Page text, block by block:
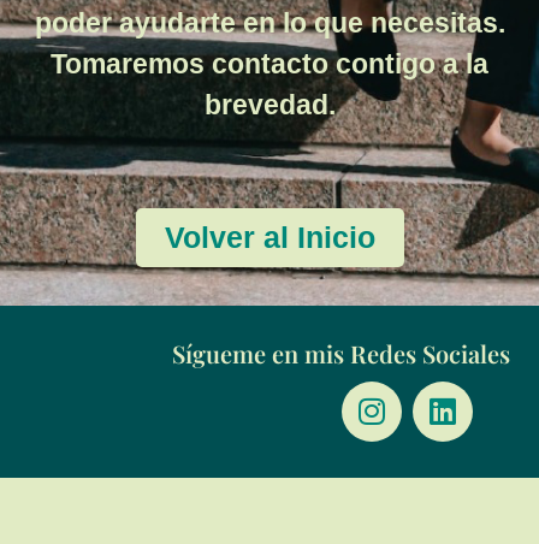
poder ayudarte en lo que necesitas.
Tomaremos contacto contigo a la
brevedad.
Volver al Inicio
Sígueme en mis Redes Sociales